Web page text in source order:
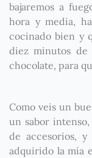
bajaremos a
hora y media,
cocinado bien y
diez minutos de
chocolate, para
Como veis un
un sabor
de accesorios,
adquirido la mía